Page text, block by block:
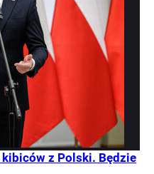
kibiców z Polski. Będzie